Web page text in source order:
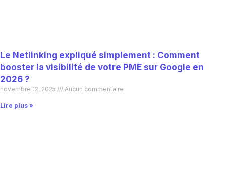
Le Netlinking expliqué simplement : Comment
booster la visibilité de votre PME sur Google en
2026 ?
novembre 12, 2025 Aucun commentaire
Lire plus »